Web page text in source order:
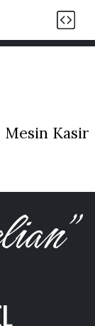
Mesin Kasir